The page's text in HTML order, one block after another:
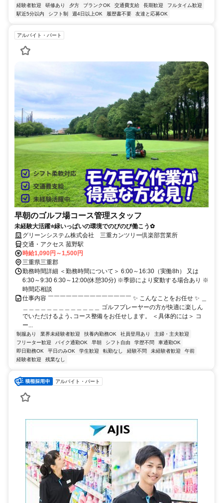
経験者歓迎
研修あり 夕方 ブランクOK 交通費支給 長期歓迎
フルタイム歓迎
駅近5分以内
シフト制 週4日以上OK 履歴書不要 友達と応募OK
アルバイト・パート
早朝のゴルフ場コース管理スタッフ
未経験大活躍⭐緑いっぱいの環境でのびのび働こう✿
グリーンシステム株式会社 三重カンツリー倶楽部営業所
交通・アクセス 菰野駅
時給1,090円～1,500円
三重県三重郡
勤務時間詳細 ＜勤務時間について＞ 6:00～16:30（実働8h） 又は
6:30～9:30 6:30～12:00(休憩30分) ※季節により変動する場合あり ※
時間応相談
仕事内容 ￣￣￣￣￣￣￣￣￣￣￣￣￣￣ ✨ こんなことをお任せ ✨ ＿
＿＿＿＿＿＿＿＿＿＿＿＿＿ ゴルフプレーヤーの方が快適に楽しん
でいただけるよう､コース整備をお任せします。 ＜具体的には＞ コ
ー...
制服あり 業界未経験者歓迎 扶養内勤務OK 社員登用あり
主婦・主夫歓迎
フリーター歓迎
バイク通勤OK 早朝 シフト自由 学歴不問
車通勤OK
即日勤務OK
平日のみOK 学生歓迎 転勤なし 経験不問 未経験者歓迎
午前
経験者歓迎
残業なし
アルバイト・パート